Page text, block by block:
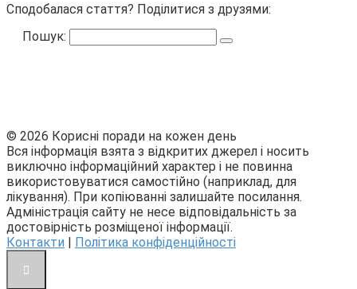
Сподобалася стаття? Поділитися з друзями:
Пошук:
© 2026 Корисні поради на кожен день
Вся інформація взята з відкритих джерел і носить
виключно інформаційний характер і не повинна
використовуватися самостійно (наприклад, для
лікування). При копіюванні залишайте посилання.
Адміністрація сайту не несе відповідальність за
достовірність розміщеної інформації.
Контакти | Політика конфіденційності